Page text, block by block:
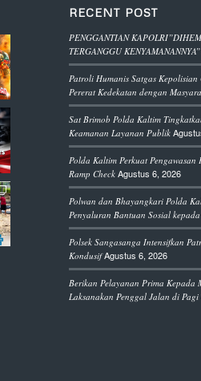
RECENT POST
PENGGANTIAN
TERGANGGU KENYAMANANNYA”
Patroli Humanis Satgas
Pererat Kedekatan dengan
Sat Brimob Polda Kaltim
Keamanan Layanan Publik
Polda Kaltim Perkuat
Ramp Check Agustus 6, 2026
Polwan dan Bhayangkari Polda
Penyaluran Bantuan Sosial
Polsek Sangasanga Intensifkan
Kondusif Agustus 6, 2026
Berikan Pelayanan Prima Kepada
Laksanakan Penggal Jalan di